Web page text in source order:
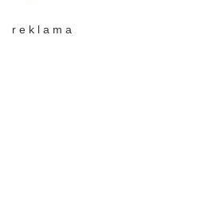
r e k l a m a